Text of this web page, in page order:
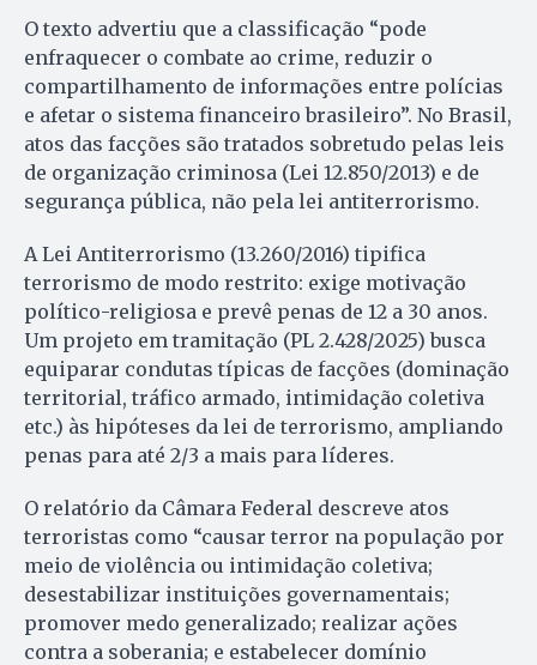
O texto advertiu que a classificação “pode
enfraquecer o combate ao crime, reduzir o
compartilhamento de informações entre polícias
e afetar o sistema financeiro brasileiro”. No Brasil,
atos das facções são tratados sobretudo pelas leis
de organização criminosa (Lei 12.850/2013) e de
segurança pública, não pela lei antiterrorismo.
A Lei Antiterrorismo (13.260/2016) tipifica
terrorismo de modo restrito: exige motivação
político-religiosa e prevê penas de 12 a 30 anos.
Um projeto em tramitação (PL 2.428/2025) busca
equiparar condutas típicas de facções (dominação
territorial, tráfico armado, intimidação coletiva
etc.) às hipóteses da lei de terrorismo, ampliando
penas para até 2/3 a mais para líderes.
O relatório da Câmara Federal descreve atos
terroristas como “causar terror na população por
meio de violência ou intimidação coletiva;
desestabilizar instituições governamentais;
promover medo generalizado; realizar ações
contra a soberania; e estabelecer domínio